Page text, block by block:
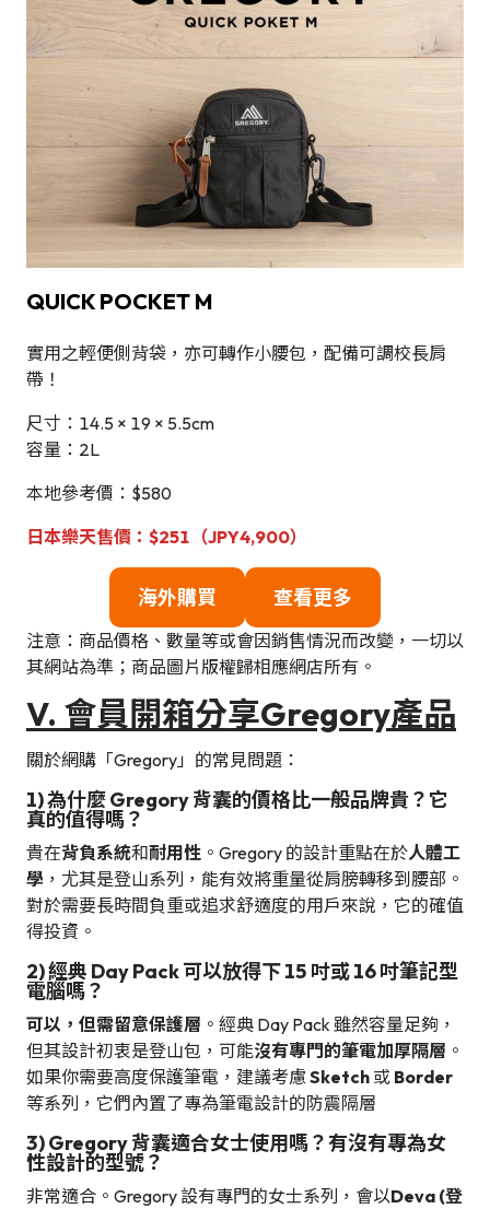
QUICK POCKET M
實用之輕便側背袋，亦可轉作小腰包，配備可調校長肩
帶！
尺寸：14.5 × 19 × 5.5cm
容量：2L
本地參考價：$580
日本樂天售價：$251（JPY4,900）
海外購買 查看更多
注意：商品價格、數量等或會因銷售情況而改變，一切以
其網站為準；商品圖片版權歸相應網店所有。
V. 會員開箱分享Gregory產品
關於網購「Gregory」的常見問題：
1) 為什麼 Gregory 背囊的價格比一般品牌貴？它
真的值得嗎？
貴在背負系統和耐用性 。Gregory 的設計重點在於人體工
學 ，尤其是登山系列，能有效將重量從肩膀轉移到腰部。
對於需要長時間負重或追求舒適度的用戶來說，它的確值
得投資。
2)經典 Day Pack 可以放得下 15 吋或 16 吋筆記型
電腦嗎？
可以，但需留意保護層 。經典 Day Pack 雖然容量足夠，
但其設計初衷是登山包，可能沒有專門的筆電加厚隔層 。
如果你需要高度保護筆電，建議考慮 Sketch 或 Border
等系列，它們內置了專為筆電設計的防震隔層
3) Gregory 背囊適合女士使用嗎？有沒有專為女
性設計的型號？
非常適合。Gregory 設有專門的女士系列，會以Deva (登